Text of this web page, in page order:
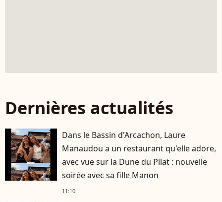
Dernières actualités
Dans le Bassin d'Arcachon, Laure
Manaudou a un restaurant qu'elle adore,
avec vue sur la Dune du Pilat : nouvelle
soirée avec sa fille Manon
11:10